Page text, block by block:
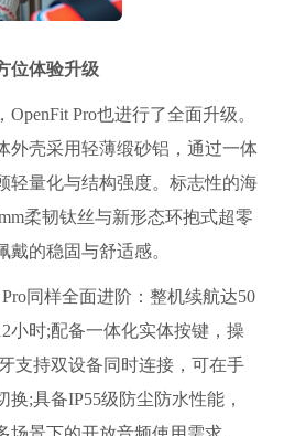
位体验升级
Pro也进行了全面升级。
外壳采用轻薄缎砂铝，通过一体
轻量化与结构强度。标志性的海
柔韧钛丝与新形态环抱式超零
戴的稳固与舒适感。
同样全面进阶：整机续航达50
小时;配备一体化实体按键，操
支持双设备同时连接，可在手
;具备IP55级防尘防水性能，